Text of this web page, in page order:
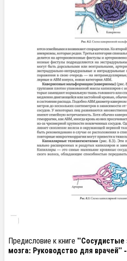
Предисловие к книге"Сосудистые
мозга: Руководство для